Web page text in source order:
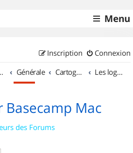
Menu
Connexion
Inscription
Générale Cartographie et GPS Les logiciels
Basecamp Mac
des Forums